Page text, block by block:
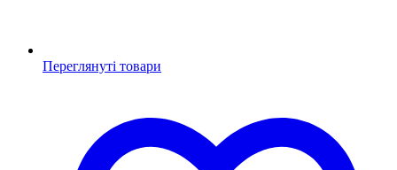
Переглянуті товари